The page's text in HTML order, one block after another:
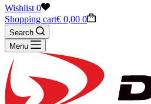
Wishlist 0
Shopping cart€ 0,00 0
Search
Menu